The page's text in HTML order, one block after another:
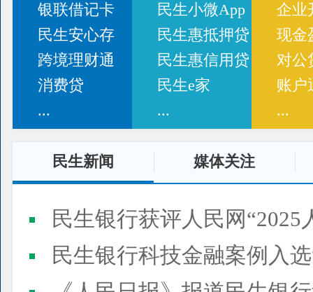
银联借记卡
民生安心存
跨境理财通
消费贷
...
民生小微App
民生惠抵押贷
民生惠信用贷
民生e家
...
企业
现金
对公
账户
...
民生新闻 媒体关注
民生银行获评人民网“2025
民生银行科技金融案例入选“2025人民